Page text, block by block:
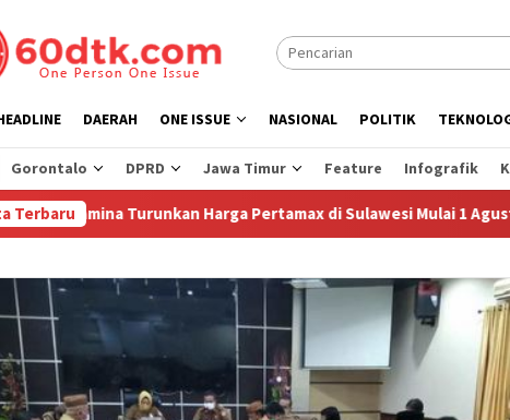
DAERAH ONE ISSUE NASIONAL POLITIK
Gorontalo DPRD Jawa Timur Feature Infografik
TerbaruTurunkan Harga Pertamax di Sulawesi Mulai 1 Agustus 2026